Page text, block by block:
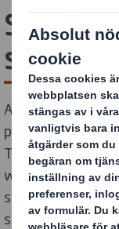
Snygg,
skyddar
Absolut Vodka är
premiumvodka,
Tillsammans har
sortiment av
spritdrycker.